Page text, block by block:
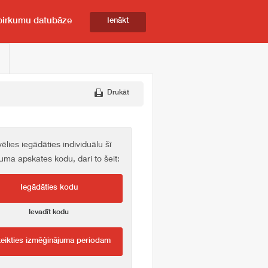
datubāze Ienākt
Drukāt
iegādāties individuālu šī
apskates kodu, dari to šeit:
Iegādāties kodu
Ievadīt kodu
izmēģinājuma periodam